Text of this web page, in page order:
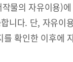
물의 자유이용)
니다. 단, 자유
를 확인한 이후에